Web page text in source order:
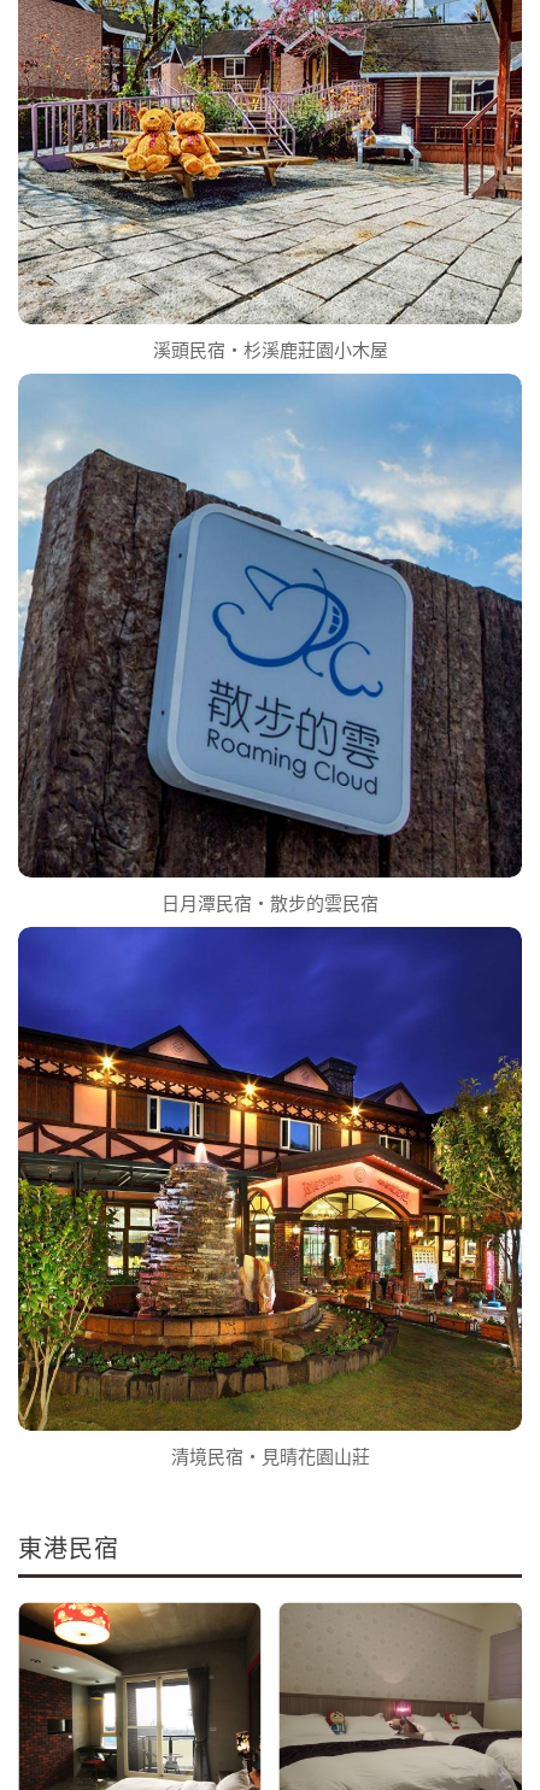
溪頭民宿‧杉溪鹿莊園小木屋
日月潭民宿‧散步的雲民宿
清境民宿‧見晴花園山莊
東港民宿